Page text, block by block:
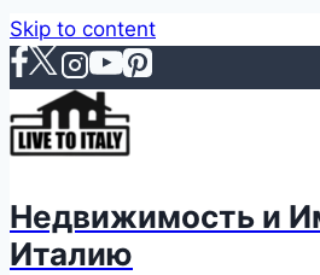
Skip to content
Недвижимость и
Италию